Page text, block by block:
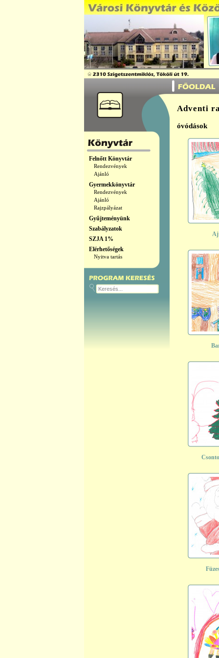
Felnőtt Könyvtár
Rendezvények
Ajánló
Gyermekkönyvtár
Rendezvények
Ajánló
Rajzpályázat
Gyűjteményünk
Szabályzatok
SZJA 1%
Elérhetőségek
Nyitva tartás
Adventi
óvódások